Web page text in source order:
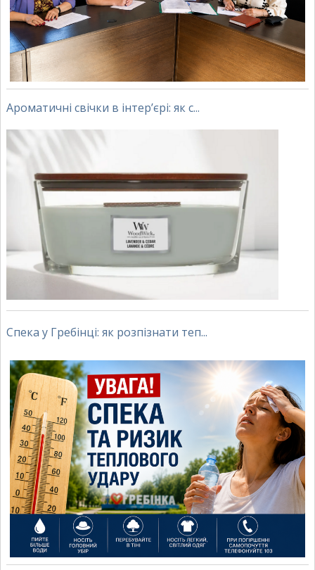
Ароматичні свічки в інтер’єрі: як с...
Спека у Гребінці: як розпізнати теп...